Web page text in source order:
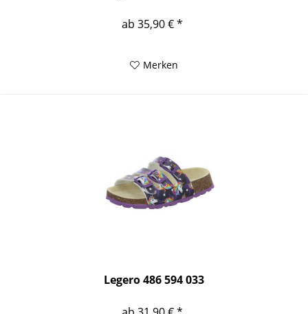
ab 35,90 € *
Merken
Legero 486 594 033